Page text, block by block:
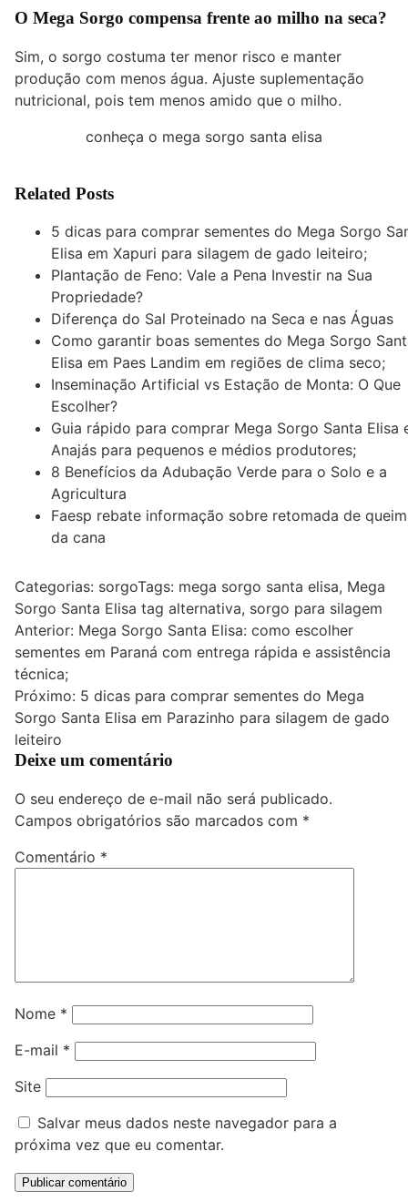
O Mega Sorgo compensa frente ao milho na seca?
Sim, o sorgo costuma ter menor risco e manter
produção com menos água. Ajuste suplementação
nutricional, pois tem menos amido que o milho.
conheça o mega sorgo santa elisa
Related Posts
5 dicas para comprar sementes do Mega Sorgo
Elisa em Xapuri para silagem de gado leiteiro;
Plantação de Feno: Vale a Pena Investir na Sua
Propriedade?
Diferença do Sal Proteinado na Seca e nas Águas
Como garantir boas sementes do Mega Sorgo
Elisa em Paes Landim em regiões de clima seco;
Inseminação Artificial vs Estação de Monta: O Que
Escolher?
Guia rápido para comprar Mega Sorgo Santa Elisa
Anajás para pequenos e médios produtores;
8 Benefícios da Adubação Verde para o Solo e a
Agricultura
Faesp rebate informação sobre retomada de
da cana
Categorias: sorgoTags: mega sorgo santa elisa, Mega
Sorgo Santa Elisa tag alternativa, sorgo para silagem
Navegação
de
Post
Anterior: Mega Sorgo Santa Elisa: como escolher
sementes em Paraná com entrega rápida e assistência
técnica;
Próximo: 5 dicas para comprar sementes do Mega
Sorgo Santa Elisa em Parazinho para silagem de gado
leiteiro
Deixe um comentário
O seu endereço de e-mail não será publicado.
Campos obrigatórios são marcados com *
Comentário *
Nome *
E-mail *
Site
Salvar meus dados neste navegador para a
próxima vez que eu comentar.